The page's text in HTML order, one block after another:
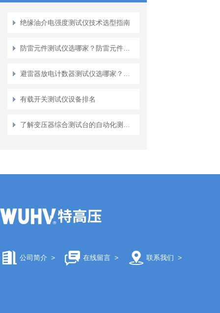
绝缘油介电强度测试仪技术选型指南
有载开关测试仪设备排名
公司简介 > 在线留言> 联系我们 >